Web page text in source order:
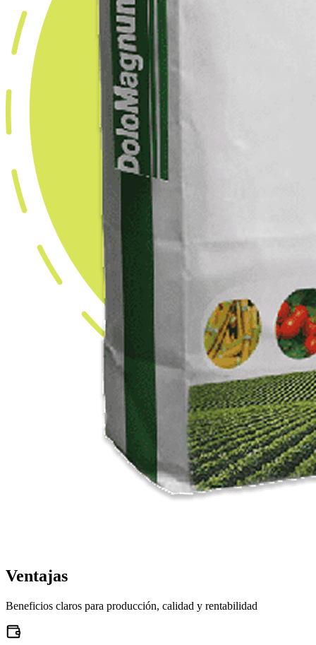
Ventajas
Beneficios claros para producción, calidad y rentabilidad